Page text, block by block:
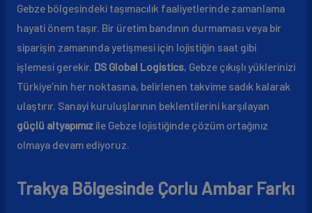
Gebze bölgesindeki taşımacılık faaliyetlerinde zamanlama
hayati önem taşır. Bir üretim bandının durmaması veya bir
siparişin zamanında yetişmesi için lojistiğin saat gibi
işlemesi gerekir. DS Global Logistics, Gebze çıkışlı yüklerinizi
Türkiye’nin her noktasına, belirlenen takvime sadık kalarak
ulaştırır. Sanayi kuruluşlarının beklentilerini karşılayan
güçlü altyapımızile Gebze lojistiğinde çözüm ortağınız
olmaya devam ediyoruz.
Trakya Bölgesinde Çorlu Ambar Farkı